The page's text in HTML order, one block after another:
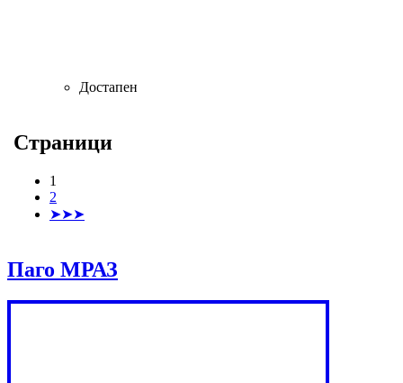
Достапен
Страници
1
2
➤➤➤
Паго МРАЗ